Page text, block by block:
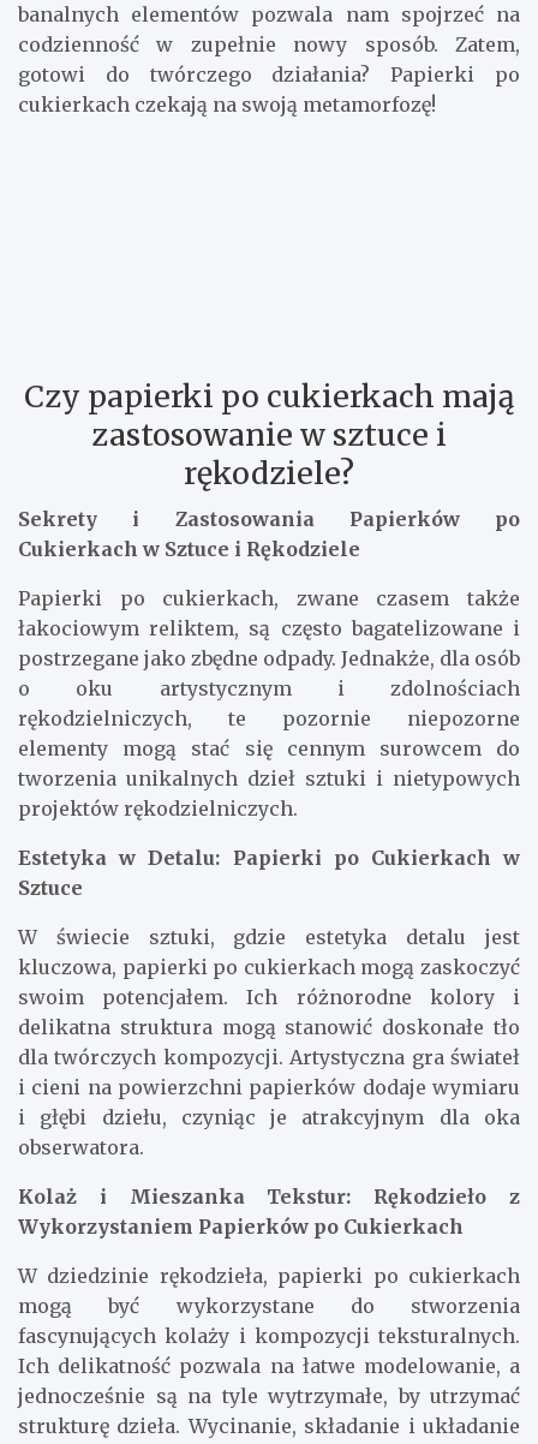
banalnych elementów pozwala nam spojrzeć na
codzienność w zupełnie nowy sposób. Zatem,
gotowi do twórczego działania? Papierki po
cukierkach czekają na swoją metamorfozę!
Czy papierki po cukierkach mają
zastosowanie w sztuce i
rękodziele?
Sekrety i Zastosowania Papierków po
Cukierkach w Sztuce i Rękodziele
Papierki po cukierkach, zwane czasem także
łakociowym reliktem, są często bagatelizowane i
postrzegane jako zbędne odpady. Jednakże, dla osób
o oku artystycznym i zdolnościach
rękodzielniczych, te pozornie niepozorne
elementy mogą stać się cennym surowcem do
tworzenia unikalnych dzieł sztuki i nietypowych
projektów rękodzielniczych.
Estetyka w Detalu: Papierki po Cukierkach w
Sztuce
W świecie sztuki, gdzie estetyka detalu jest
kluczowa, papierki po cukierkach mogą zaskoczyć
swoim potencjałem. Ich różnorodne kolory i
delikatna struktura mogą stanowić doskonałe tło
dla twórczych kompozycji. Artystyczna gra świateł
i cieni na powierzchni papierków dodaje wymiaru
i głębi dziełu, czyniąc je atrakcyjnym dla oka
obserwatora.
Kolaż i Mieszanka Tekstur: Rękodzieło z
Wykorzystaniem Papierków po Cukierkach
W dziedzinie rękodzieła, papierki po cukierkach
mogą być wykorzystane do stworzenia
fascynujących kolaży i kompozycji teksturalnych.
Ich delikatność pozwala na łatwe modelowanie, a
jednocześnie są na tyle wytrzymałe, by utrzymać
strukturę dzieła. Wycinanie, składanie i układanie